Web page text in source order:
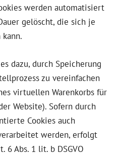
werden automatisiert
gelöscht, die sich je
dazu, durch Speicherung
zu vereinfachen
virtuellen Warenkorbs für
Website). Sofern durch
Cookies auch
werden, erfolgt
6 Abs. 1 lit. b DSGVO